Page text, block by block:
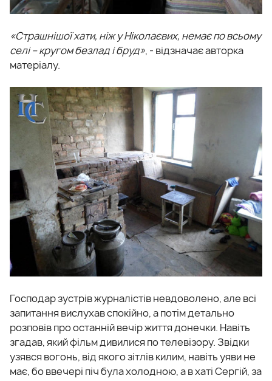
«Страшнішої хати, ніж у Ніколаєвих, немає по всьому
селі – кругом безлад і бруд», - відзначає авторка
матеріалу.
Господар зустрів журналістів невдоволено, але всі
запитання вислухав спокійно, а потім детально
розповів про останній вечір життя донечки. Навіть
згадав, який фільм дивилися по телевізору. Звідки
узявся вогонь, від якого зітлів килим, навіть уяви не
має, бо ввечері піч була холодною, а в хаті Сергій, за